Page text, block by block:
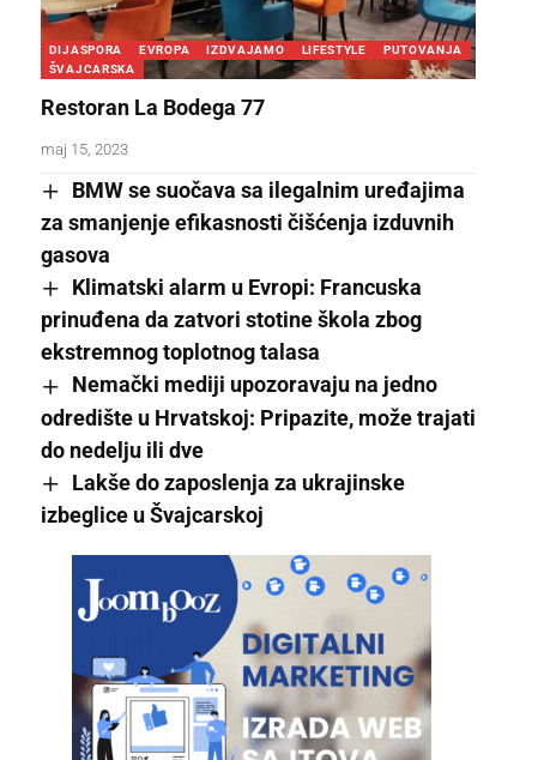
DIJASPORA EVROPA IZDVAJAMO LIFESTYLE
PUTOVANJA
ŠVAJCARSKA
Restoran La Bodega 77
maj 15, 2023
BMW se suočava sa ilegalnim uređajima
za smanjenje efikasnosti čišćenja izduvnih
gasova
Klimatski alarm u Evropi: Francuska
prinuđena da zatvori stotine škola zbog
ekstremnog toplotnog talasa
Nemački mediji upozoravaju na jedno
odredište u Hrvatskoj: Pripazite, može trajati
do nedelju ili dve
Lakše do zaposlenja za ukrajinske
izbeglice u Švajcarskoj